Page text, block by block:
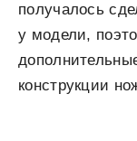
получалось
у модели,
конструкции